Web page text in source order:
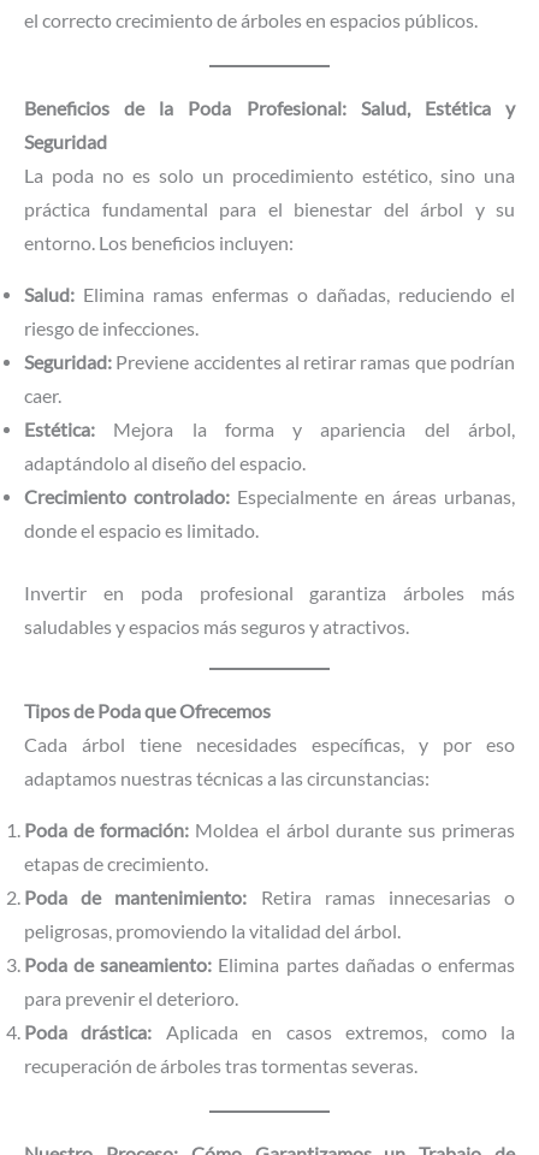
el correcto crecimiento de árboles en espacios públicos.
Beneficios de la Poda Profesional: Salud, Estética y
Seguridad
La poda no es solo un procedimiento estético, sino una
práctica fundamental para el bienestar del árbol y su
entorno. Los beneficios incluyen:
Salud: Elimina ramas enfermas o dañadas, reduciendo el
riesgo de infecciones.
Seguridad: Previene accidentes al retirar ramas que podrían
caer.
Estética: Mejora la forma y apariencia del árbol,
adaptándolo al diseño del espacio.
Crecimiento controlado: Especialmente en áreas urbanas,
donde el espacio es limitado.
Invertir en poda profesional garantiza árboles más
saludables y espacios más seguros y atractivos.
Tipos de Poda que Ofrecemos
Cada árbol tiene necesidades específicas, y por eso
adaptamos nuestras técnicas a las circunstancias:
Poda de formación: Moldea el árbol durante sus primeras
etapas de crecimiento.
Poda de mantenimiento: Retira ramas innecesarias o
peligrosas, promoviendo la vitalidad del árbol.
Poda de saneamiento: Elimina partes dañadas o enfermas
para prevenir el deterioro.
Poda drástica: Aplicada en casos extremos, como la
recuperación de árboles tras tormentas severas.